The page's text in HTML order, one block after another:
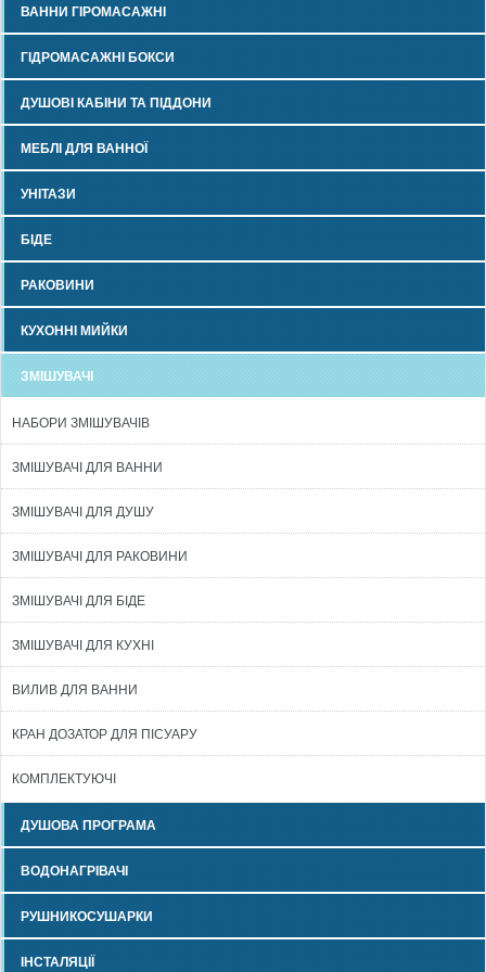
ВАННИ ГІРОМАСАЖНІ
ГІДРОМАСАЖНІ БОКСИ
ДУШОВІ КАБІНИ ТА ПІДДОНИ
МЕБЛІ ДЛЯ ВАННОЇ
УНІТАЗИ
БІДЕ
РАКОВИНИ
КУХОННІ МИЙКИ
ЗМІШУВАЧІ
НАБОРИ ЗМІШУВАЧІВ
ЗМІШУВАЧІ ДЛЯ ВАННИ
ЗМІШУВАЧІ ДЛЯ ДУШУ
ЗМІШУВАЧІ ДЛЯ РАКОВИНИ
ЗМІШУВАЧІ ДЛЯ БІДЕ
ЗМІШУВАЧІ ДЛЯ КУХНІ
ВИЛИВ ДЛЯ ВАННИ
КРАН ДОЗАТОР ДЛЯ ПІСУАРУ
КОМПЛЕКТУЮЧІ
ДУШОВА ПРОГРАМА
ВОДОНАГРІВАЧІ
РУШНИКОСУШАРКИ
ІНСТАЛЯЦІЇ